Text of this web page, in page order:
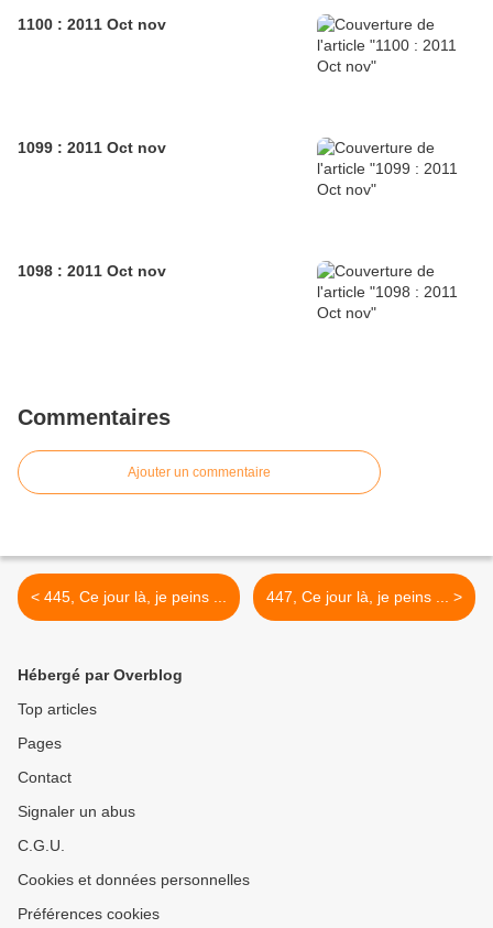
1100 : 2011 Oct nov
1099 : 2011 Oct nov
1098 : 2011 Oct nov
Commentaires
Ajouter un commentaire
< 445, Ce jour là, je peins ... 447, Ce jour là, je peins ... >
Hébergé par Overblog
Top articles
Pages
Contact
Signaler un abus
C.G.U.
Cookies et données personnelles
Préférences cookies